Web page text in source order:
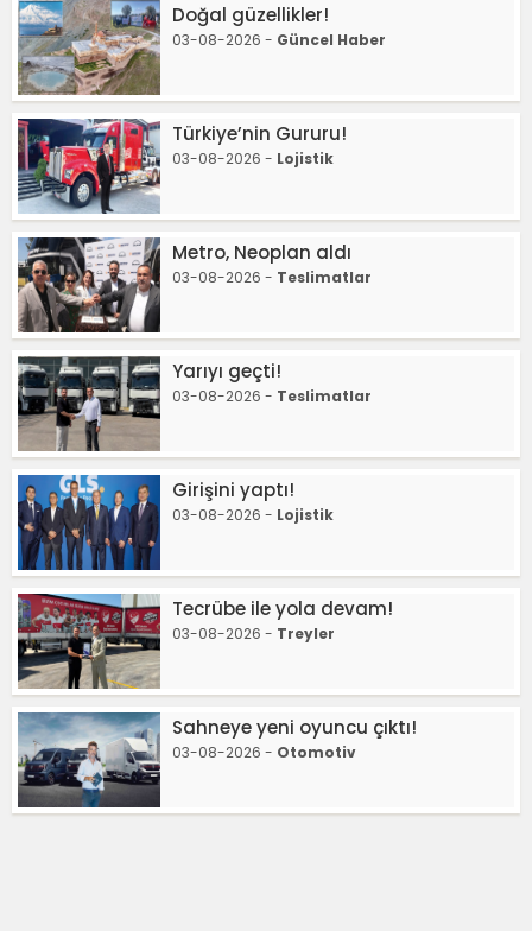
Doğal güzellikler!
03-08-2026 - Güncel Haber
Türkiye’nin Gururu!
03-08-2026 - Lojistik
Metro, Neoplan aldı
03-08-2026 - Teslimatlar
Yarıyı geçti!
03-08-2026 - Teslimatlar
Girişini yaptı!
03-08-2026 - Lojistik
Tecrübe ile yola devam!
03-08-2026 - Treyler
Sahneye yeni oyuncu çıktı!
03-08-2026 - Otomotiv